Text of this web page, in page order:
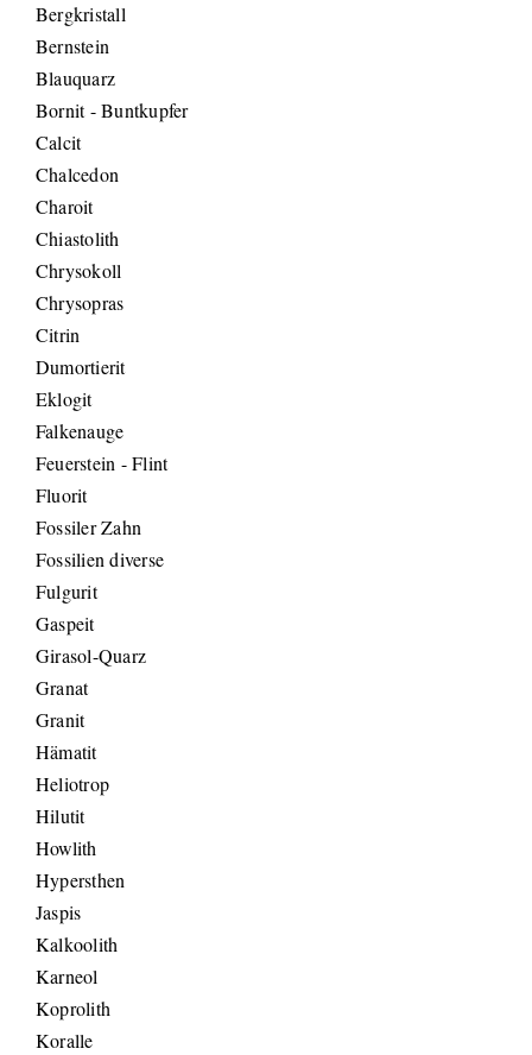
Bergkristall
Bernstein
Blauquarz
Bornit - Buntkupfer
Calcit
Chalcedon
Charoit
Chiastolith
Chrysokoll
Chrysopras
Citrin
Dumortierit
Eklogit
Falkenauge
Feuerstein - Flint
Fluorit
Fossiler Zahn
Fossilien diverse
Fulgurit
Gaspeit
Girasol-Quarz
Granat
Granit
Hämatit
Heliotrop
Hilutit
Howlith
Hypersthen
Jaspis
Kalkoolith
Karneol
Koprolith
Koralle